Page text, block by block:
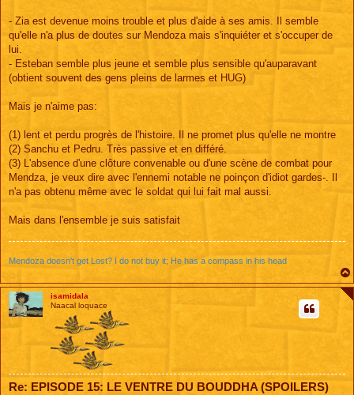
- Zia est devenue moins trouble et plus d'aide à ses amis. Il semble
qu'elle n'a plus de doutes sur Mendoza mais s'inquiéter et s'occuper de
lui.
- Esteban semble plus jeune et semble plus sensible qu'auparavant
(obtient souvent des gens pleins de larmes et HUG)
Mais je n'aime pas:
(1) lent et perdu progrès de l'histoire. Il ne promet plus qu'elle ne montre
(2) Sanchu et Pedru. Très passive et en différé.
(3) L'absence d'une clôture convenable ou d'une scène de combat pour
Mendza, je veux dire avec l'ennemi notable ne poinçon d'idiot gardes-. Il
n'a pas obtenu même avec le soldat qui lui fait mal aussi.
Mais dans l'ensemble je suis satisfait
Mendoza doesn't get Lost? I do not buy it; He has a compass in his head
isamidala
Naacal loquace
Re: EPISODE 15: LE VENTRE DU BOUDDHA (SPOILERS)